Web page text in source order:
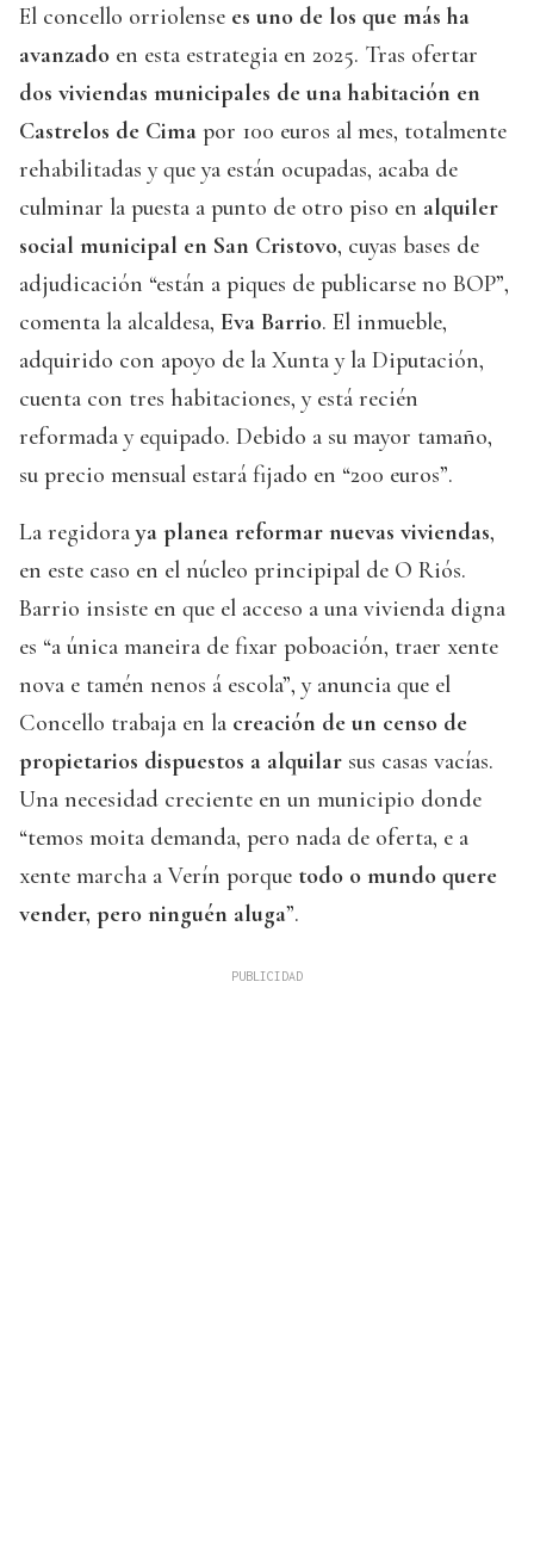
El concello orriolense es uno de los que más ha
avanzado en esta estrategia en 2025. Tras ofertar
dos viviendas municipales de una habitación en
Castrelos de Cima por 100 euros al mes, totalmente
rehabilitadas y que ya están ocupadas, acaba de
culminar la puesta a punto de otro piso en alquiler
social municipal en San Cristovo, cuyas bases de
adjudicación “están a piques de publicarse no BOP”,
comenta la alcaldesa, Eva Barrio. El inmueble,
adquirido con apoyo de la Xunta y la Diputación,
cuenta con tres habitaciones, y está recién
reformada y equipado. Debido a su mayor tamaño,
su precio mensual estará fijado en “200 euros”.
La regidoraya planea reformar nuevas viviendas,
en este caso en el núcleo principipal de O Riós.
Barrio insiste en que el acceso a una vivienda digna
es “a única maneira de fixar poboación, traer xente
nova e tamén nenos á escola”, y anuncia que el
Concello trabaja en la creación de un censo de
propietarios dispuestos a alquilar sus casas vacías.
Una necesidad creciente en un municipio donde
“temos moita demanda, pero nada de oferta, e a
xente marcha a Verín porque todo o mundo quere
vender, pero ninguén aluga”.